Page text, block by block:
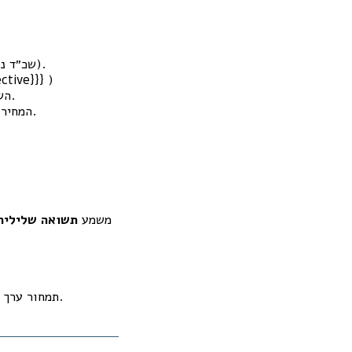
(שכ״ד נטו לאחר ריקון, תחזוקה, ניהול, ביטוח, ארנונה לשוכר/משכיר לפי מודל).
)
השוו לריבית משכנתא אפקטיבית + פרמיית סיכון (מיקום, סוג נכס, סיכון שוכר, נזילות).
: אם Cap < Cost of Debt (אפקטיבית) → המחיר לא בר קיימא במימון סטנדרטי.
DSCR < 1 משמע תשואה
תמחור→ המרה לשווי נוכחי → ניכוי מהמחיר הנקוב.